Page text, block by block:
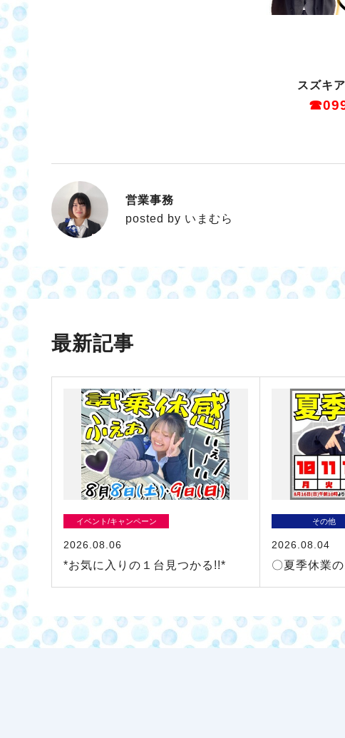
スズキ
いまむら
営業事務
posted by いまむら
最新記事
イベント/キャンペーン
2026.08.06
*お気に入りの１台見つかる!!*
その他
2026.08.04
〇夏季休業